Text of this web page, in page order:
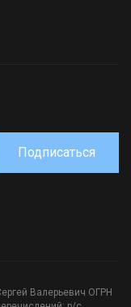
Подписаться
Валерьевич ОГРН